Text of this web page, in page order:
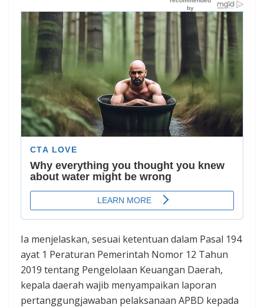
Ia menjelaskan, sesuai ketentuan dalam Pasal 194
ayat 1 Peraturan Pemerintah Nomor 12 Tahun
2019 tentang Pengelolaan Keuangan Daerah,
kepala daerah wajib menyampaikan laporan
pertanggungjawaban pelaksanaan APBD kepada